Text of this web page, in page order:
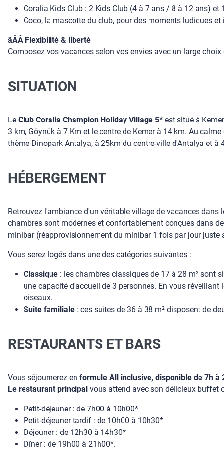
Coralia Kids Club : 2 Kids Club (4 à 7 ans / 8 à 12 ans) et
Coco, la mascotte du club, pour des moments ludiques
âÂÂ Flexibilité & liberté
Composez vos vacances selon vos envies avec un large
SITUATION
Le Club Coralia Champion Holiday Village 5* est situé à
3 km, Göynük à 7 Km et le centre de Kemer à 14 km. Au
thème Dinopark Antalya, à 25km du centre-ville d'Antalya et à
HÉBERGEMENT
Retrouvez l'ambiance d'un véritable village de vacances
chambres sont modernes et confortablement conçues dans
minibar (réapprovisionnement du minibar 1 fois par jour
Vous serez logés dans une des catégories suivantes :
Classique : les chambres classiques de 17 à 28 m² sont
une capacité d'accueil de 3 personnes. En vous
oiseaux.
Suite familiale : ces suites de 36 à 38 m² disposent de
RESTAURANTS ET BARS
Vous séjournerez en formule All inclusive, disponible de 7h à
Le restaurant principal vous attend avec son délicieux buffet
Petit-déjeuner : de 7h00 à 10h00*
Petit-déjeuner tardif : de 10h00 à 10h30*
Déjeuner : de 12h30 à 14h30*
Dîner : de 19h00 à 21h00*.